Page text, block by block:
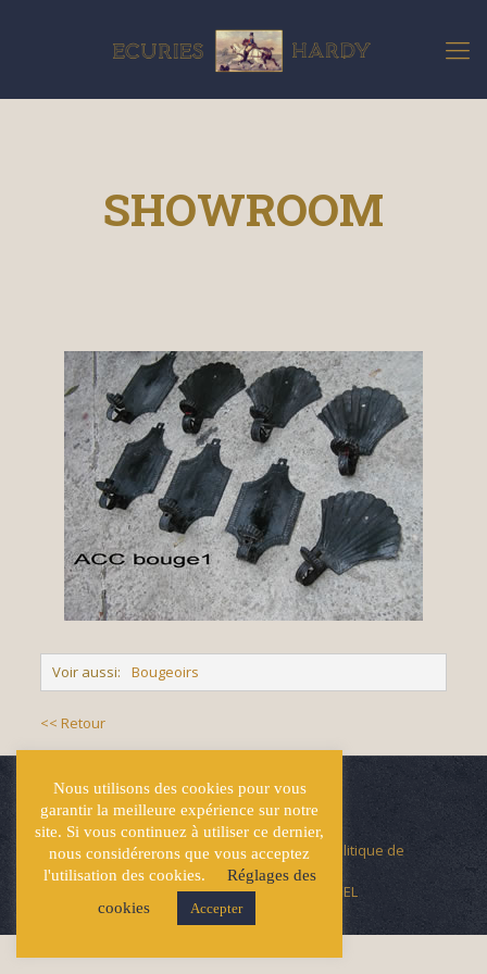
SHOWROOM
Voir aussi: Bougeoirs
<< Retour
© Écuries Hardy -Mentions légales
- Politique de
confidentialité
Site développé par
Lucas GICQUEL
Nous utilisons des cookies pour vous
garantir la meilleure expérience sur notre
site. Si vous continuez à utiliser ce dernier,
nous considérerons que vous acceptez
l'utilisation des cookies.
Réglages des
cookies
Accepter